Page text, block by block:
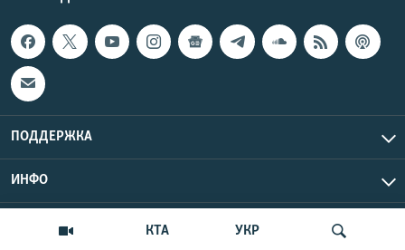
КТА УКР
ПОДДЕРЖКА
ИНФО
Copyright Крым.Реалии, 2026 | Все права защищены.
UTC+3